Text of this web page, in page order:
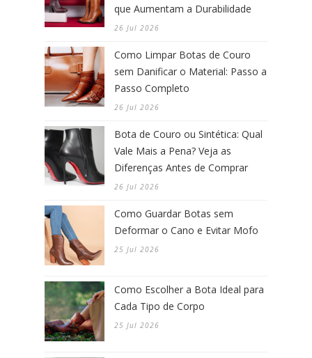
que Aumentam a Durabilidade
26 Jul 2026
Como Limpar Botas de Couro
sem Danificar o Material: Passo a
Passo Completo
26 Jul 2026
Bota de Couro ou Sintética: Qual
Vale Mais a Pena? Veja as
Diferenças Antes de Comprar
26 Jul 2026
Como Guardar Botas sem
Deformar o Cano e Evitar Mofo
25 Jul 2026
Como Escolher a Bota Ideal para
Cada Tipo de Corpo
25 Jul 2026